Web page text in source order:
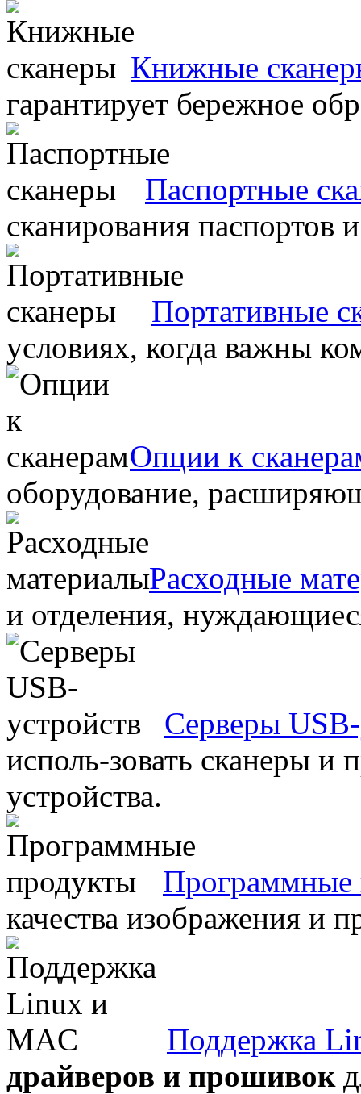
Книжные
гарантирует бережное
Паспортные
сканирования паспортов
Портативные
условиях, когда важны
Опции к
оборудование,
Расходные
и отделения,
Серверы
исполь-зовать сканеры и
устройства.
Программные
качества изображения и
Поддержка
драйверов и прошивок